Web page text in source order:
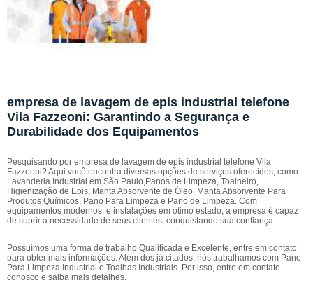
empresa de lavagem de epis industrial telefone
Vila Fazzeoni: Garantindo a Segurança e
Durabilidade dos Equipamentos
Pesquisando por empresa de lavagem de epis industrial telefone Vila
Fazzeoni? Aqui você encontra diversas opções de serviços oferecidos, como
Lavanderia Industrial em São Paulo,Panos de Limpeza, Toalheiro,
Higienização de Epis, Manta Absorvente de Óleo, Manta Absorvente Para
Produtos Químicos, Pano Para Limpeza e Pano de Limpeza. Com
equipamentos modernos, e instalações em ótimo estado, a empresa é capaz
de suprir a necessidade de seus clientes, conquistando sua confiança.
Possuímos uma forma de trabalho Qualificada e Excelente, entre em contato
para obter mais informações. Além dos já citados, nós trabalhamos com Pano
Para Limpeza Industrial e Toalhas Industriais. Por isso, entre em contato
conosco e saiba mais detalhes.